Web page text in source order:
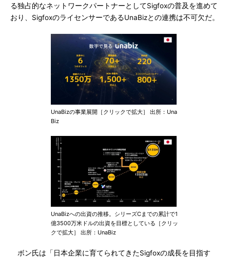
る独占的なネットワークパートナーとしてSigfoxの普及を進めて
おり、SigfoxのライセンサーであるUnaBizとの連携は不可欠だ。
UnaBizの事業展開［クリックで拡大］ 出所：Una
Biz
UnaBizへの出資の推移。シリーズCまでの累計で1
億3500万米ドルの出資を目標としている［クリッ
クで拡大］ 出所：UnaBiz
ボン氏は「日本企業に育てられてきたSigfoxの成長を目指す